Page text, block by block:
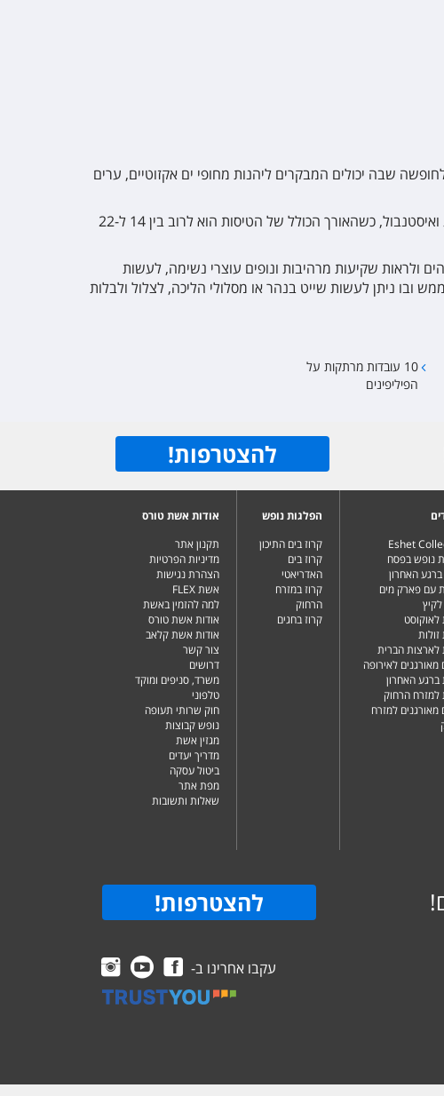
שבה יכולים המבקרים ליהנות מחופי ים אקזוטיים, ערים
מישראל ניתן למצוא טיסות לפיליפינים לאורך כל השנה עם עצירת ביניים ביעדים שונים בדרך וביניהם בנגקוק, הונג קונג ואיסטנבול, כשהאורך הכולל של הטיסות הוא לרוב בין 14 ל-22
על חוף הים ולראות שקיעות מרהיבות ונופים עוצרי נשימה, לעשות
ובו ניתן לעשות שייט בנהר או מסלולי הליכה, לצלול ולבלות
10 עובדות מרתקות על
הפיליפינים
להצטרפות!
Eshet
נופש בפסח
ברגע האחרון
עם פארק מים
לקיץ
לאוקוסט
לארצות הברית
מאורגנים לאירופה
ברגע האחרון
למזרח הרחוק
מאורגנים למזרח
הפלגות נופש
קרוז בים התיכון
קרוז בים
האדריאטי
קרוז במזרח
הרחוק
קרוז בחגים
אודות אשת טורס
תקנון אתר
מדיניות הפרטיות
הצהרת נגישות
אשת FLEX
למה להזמין באשת
אודות אשת טורס
אודות אשת קלאב
צור קשר
דרושים
משרד, סניפים ומוקד
טלפוני
חוק שרותי תעופה
נופש קבוצות
מגזין אשת
מדריך יעדים
ביטול עסקה
מפת אתר
שאלות ותשובות
להצטרפות!
עקבו אחרינו ב-